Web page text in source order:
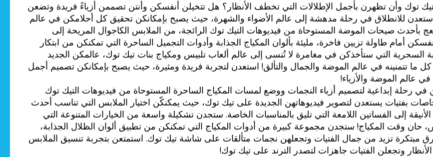
توك وأن تظهرن بأجمل الإطلالات التي تخطف الأنظار؟ هل تتخيلن أنفسكن وأنتن تصممن أزياءً فريدة وتضعن
للانطلاق في رحلة مدهشة إلى عالم الأضواء والشهرة، حيث يصبح بإمكانكن تحقيق كل أحلامكن في عالم
بأحدث صيحات الموضة المستوحاة من فيديوهات التيك توك الرائجة، من الملابس الكاجوال المريحة إلى
أمام طاولة تزيين فاخرة، مليئة بألوان المكياج الجذابة وأدوات التجميل الساحرة التي تمكنكن من ابتكار
السحرية التي ستأخذكن في مغامرة لا تُنسى إلى عالم ألعاب تلبيس ومكياج بنات تيك توك، عالمكن الجديد
ما تتمنينه في عالم الموضة والجمال والتألق! استعدن لتجربة فريدة ومثيرة، حيث يصبح بإمكانكن تصميم أجمل
عالم الموضة والأزياء!
في رحلة إبداعية لتصميم أزياء النجمات ووضع لمسات المكياج الساحرة المستوحاة من فيديوهات التيك توك
بفتيات يستعدن لتصوير فيديوهاتهن الجديدة على تيك توك، حيث يمكنكّن اختيار الملابس التي تناسب أحدث
إلى الفساتين اللامعة التي تليق بالمناسبات الخاصة. ستجدن تشكيلة واسعة من الخيارات المتنوعة التي
حان وقت المكياج! ستجدن مجموعة كبيرة من أدوات المكياج التي تمكنكن من تطبيق ألوان الظلال الجذابة،
مبتكرة تزيد من جمال الفتيات وتجعلهن نجمات متألقات على شاشة تيك توك. استمتعن بتجربة تنسيق الملابس
وتجعلن الفتيات جاهزات لتصدر الترند على تيك توك!